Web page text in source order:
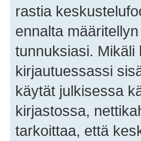
rastia
ennalta
tunnuksiasi. Mikäli
kirjautuessassi
käytät julkisessa
kirjastossa,
tarkoittaa, että